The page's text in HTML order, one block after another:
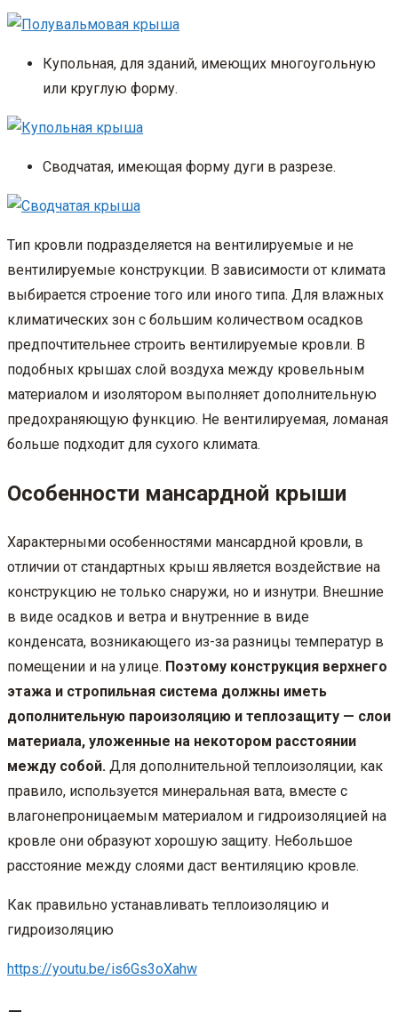
Купольная, для зданий, имеющих многоугольную
или круглую форму.
Сводчатая, имеющая форму дуги в разрезе.
Тип кровли подразделяется на вентилируемые и не
вентилируемые конструкции. В зависимости от климата
выбирается строение того или иного типа. Для влажных
климатических зон с большим количеством осадков
предпочтительнее строить вентилируемые кровли. В
подобных крышах слой воздуха между кровельным
материалом и изолятором выполняет дополнительную
предохраняющую функцию. Не вентилируемая, ломаная
больше подходит для сухого климата.
Особенности мансардной крыши
Характерными особенностями мансардной кровли, в
отличии от стандартных крыш является воздействие на
конструкцию не только снаружи, но и изнутри. Внешние
в виде осадков и ветра и внутренние в виде
конденсата, возникающего из-за разницы температур в
помещении и на улице. Поэтому конструкция верхнего
этажа и стропильная система должны иметь
дополнительную пароизоляцию и теплозащиту — слои
материала, уложенные на некотором расстоянии
между собой. Для дополнительной теплоизоляции, как
правило, используется минеральная вата, вместе с
влагонепроницаемым материалом и гидроизоляцией на
кровле они образуют хорошую защиту. Небольшое
расстояние между слоями даст вентиляцию кровле.
Как правильно устанавливать теплоизоляцию и
гидроизоляцию
https://youtu.be/is6Gs3oXahw